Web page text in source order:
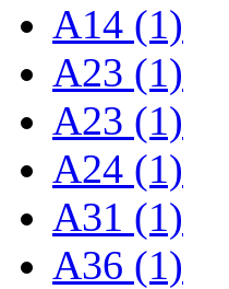
A14 (1)
A23 (1)
A23 (1)
A24 (1)
A31 (1)
A36 (1)